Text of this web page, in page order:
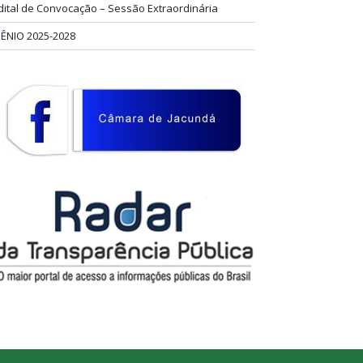
de Convocação – Sessão Extraordinária
2025-2028